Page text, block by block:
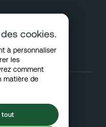
cookies.
à personnaliser
les
comment
matière de
tout